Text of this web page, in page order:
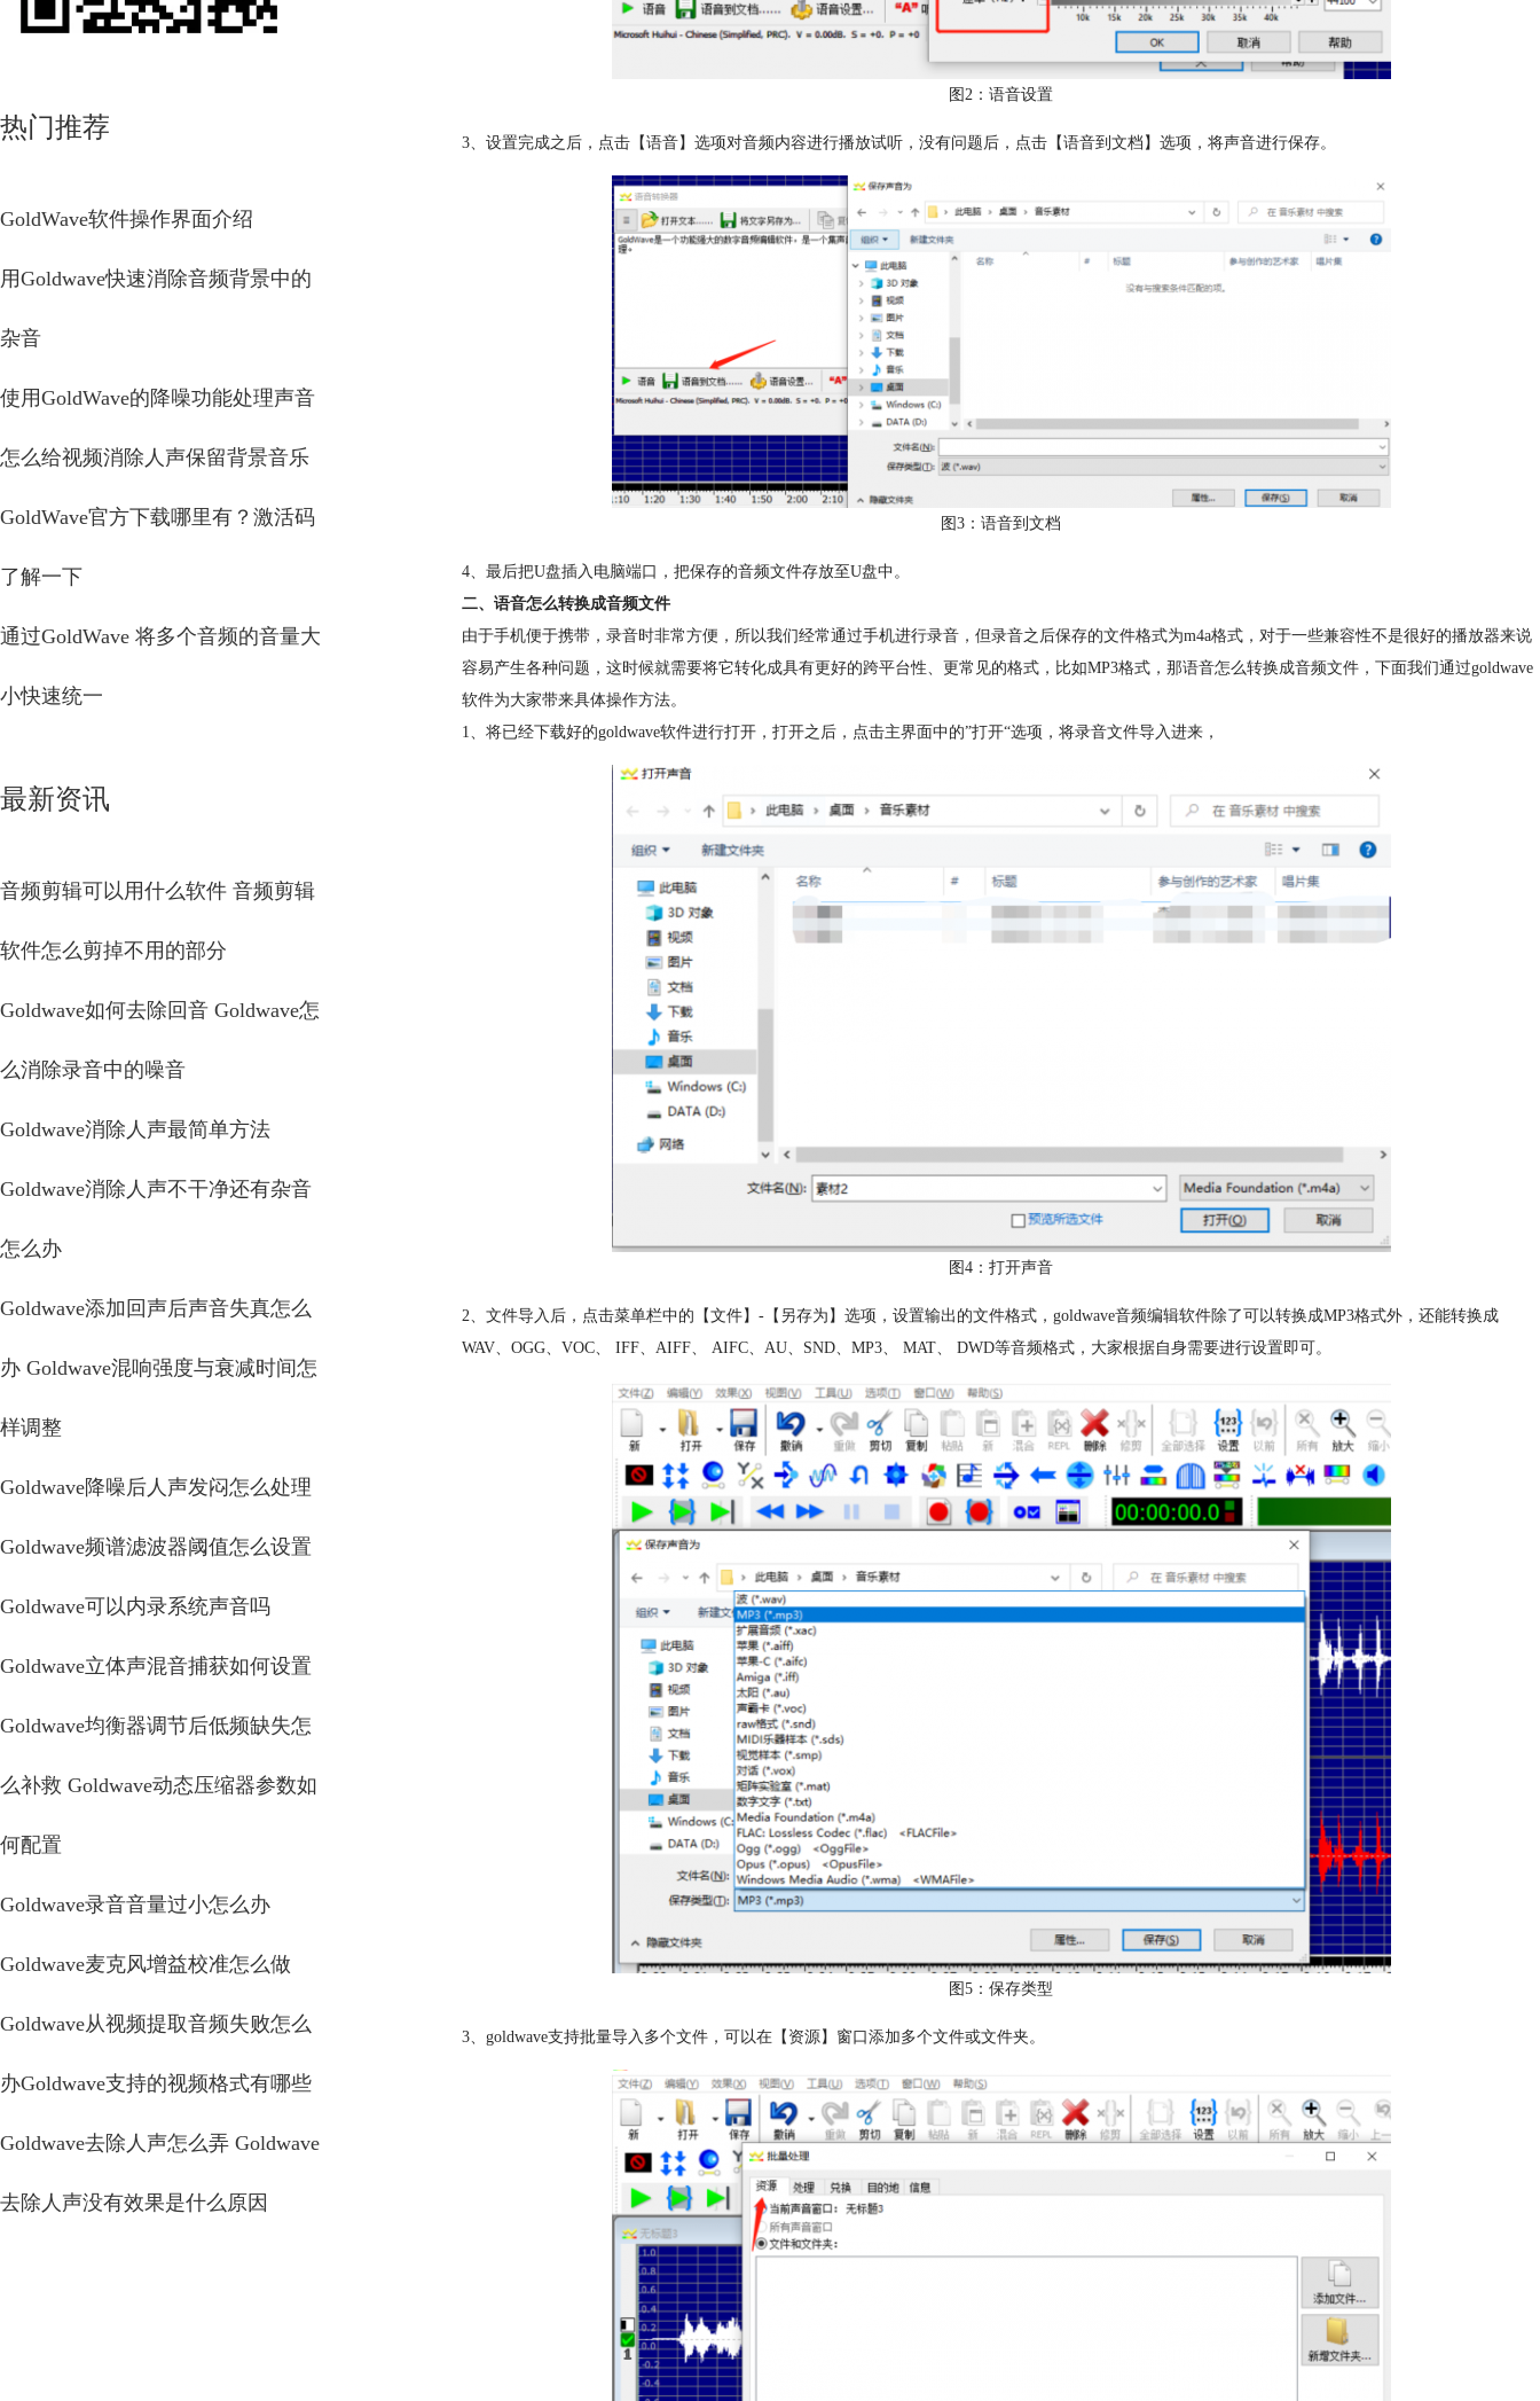
热门推荐
GoldWave软件操作界面介绍
用Goldwave快速消除音频背景中的
杂音
使用GoldWave的降噪功能处理声音
怎么给视频消除人声保留背景音乐
GoldWave官方下载哪里有？激活码
了解一下
通过GoldWave 将多个音频的音量大
小快速统一
最新资讯
音频剪辑可以用什么软件 音频剪辑
软件怎么剪掉不用的部分
Goldwave如何去除回音 Goldwave怎
么消除录音中的噪音
Goldwave消除人声最简单方法
Goldwave消除人声不干净还有杂音
怎么办
Goldwave添加回声后声音失真怎么
办 Goldwave混响强度与衰减时间怎
样调整
Goldwave降噪后人声发闷怎么处理
Goldwave频谱滤波器阈值怎么设置
Goldwave可以内录系统声音吗
Goldwave立体声混音捕获如何设置
Goldwave均衡器调节后低频缺失怎
么补救 Goldwave动态压缩器参数如
何配置
Goldwave录音音量过小怎么办
Goldwave麦克风增益校准怎么做
Goldwave从视频提取音频失败怎么
办Goldwave支持的视频格式有哪些
Goldwave去除人声怎么弄 Goldwave
去除人声没有效果是什么原因
图2：语音设置
3、设置完成之后，点击【语音】选项对音频内容进行播放试听，没有问题后，点击【语音到文档】选项，将声音进行保存。
图3：语音到文档
4、最后把U盘插入电脑端口，把保存的音频文件存放至U盘中。
二、语音怎么转换成音频文件
由于手机便于携带，录音时非常方便，所以我们经常通过手机进行录音，但录音之后保存的文件格式为m4a格式，对于一些兼容性不是很好的播放器来说
容易产生各种问题，这时候就需要将它转化成具有更好的跨平台性、更常见的格式，比如MP3格式，那语音怎么转换成音频文件，下面我们通过goldwave
软件为大家带来具体操作方法。
1、将已经下载好的goldwave软件进行打开，打开之后，点击主界面中的”打开“选项，将录音文件导入进来，
图4：打开声音
2、文件导入后，点击菜单栏中的【文件】-【另存为】选项，设置输出的文件格式，goldwave音频编辑软件除了可以转换成MP3格式外，还能转换成
WAV、OGG、VOC、 IFF、AIFF、 AIFC、AU、SND、MP3、 MAT、 DWD等音频格式，大家根据自身需要进行设置即可。
图5：保存类型
3、goldwave支持批量导入多个文件，可以在【资源】窗口添加多个文件或文件夹。